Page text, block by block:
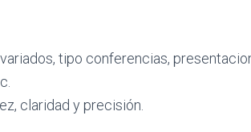
tipo conferencias,
claridad y precisión.